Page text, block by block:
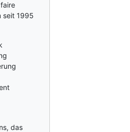
seit 1995
das